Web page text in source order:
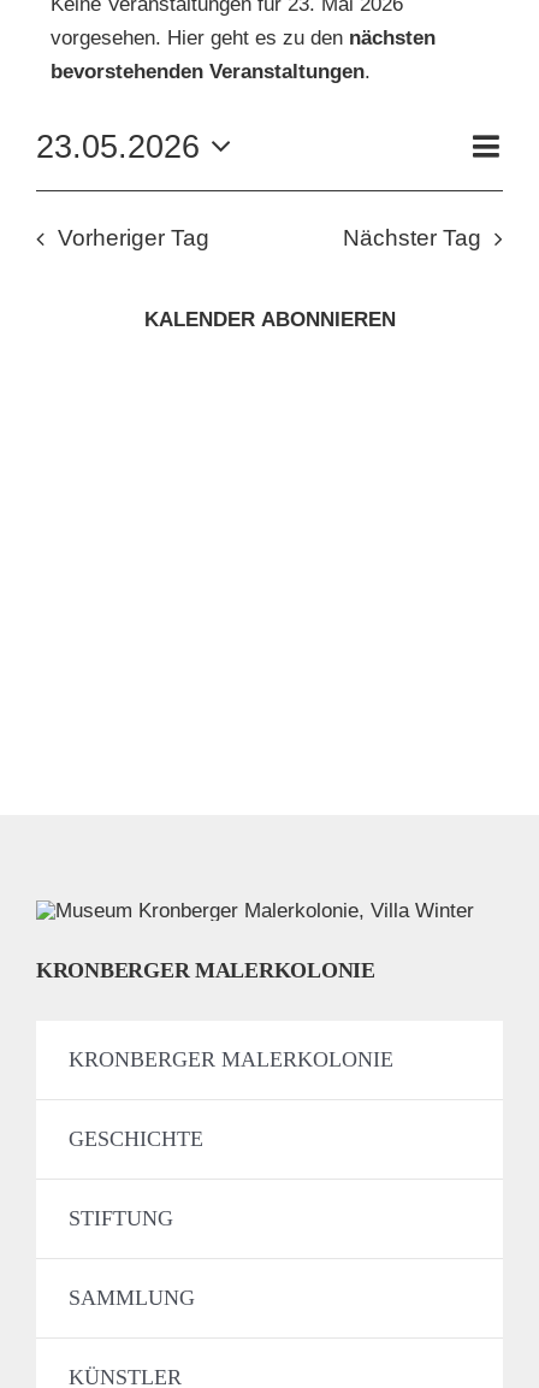
KUNSTSCHULE
KRONBERGER MALERKOLONIE
NACH:
FÜR
MAI
2026
Hinweis
vorgesehen. Hier geht es zu den nächsten
bevorstehenden Veranstaltungen.
Tag
23.05.2026
Datum
Vorheriger Tag Nächster Tag
KALENDER ABONNIEREN
KRONBERGER MALERKOLONIE
KRONBERGER MALERKOLONIE
GESCHICHTE
STIFTUNG
SAMMLUNG
KÜNSTLER